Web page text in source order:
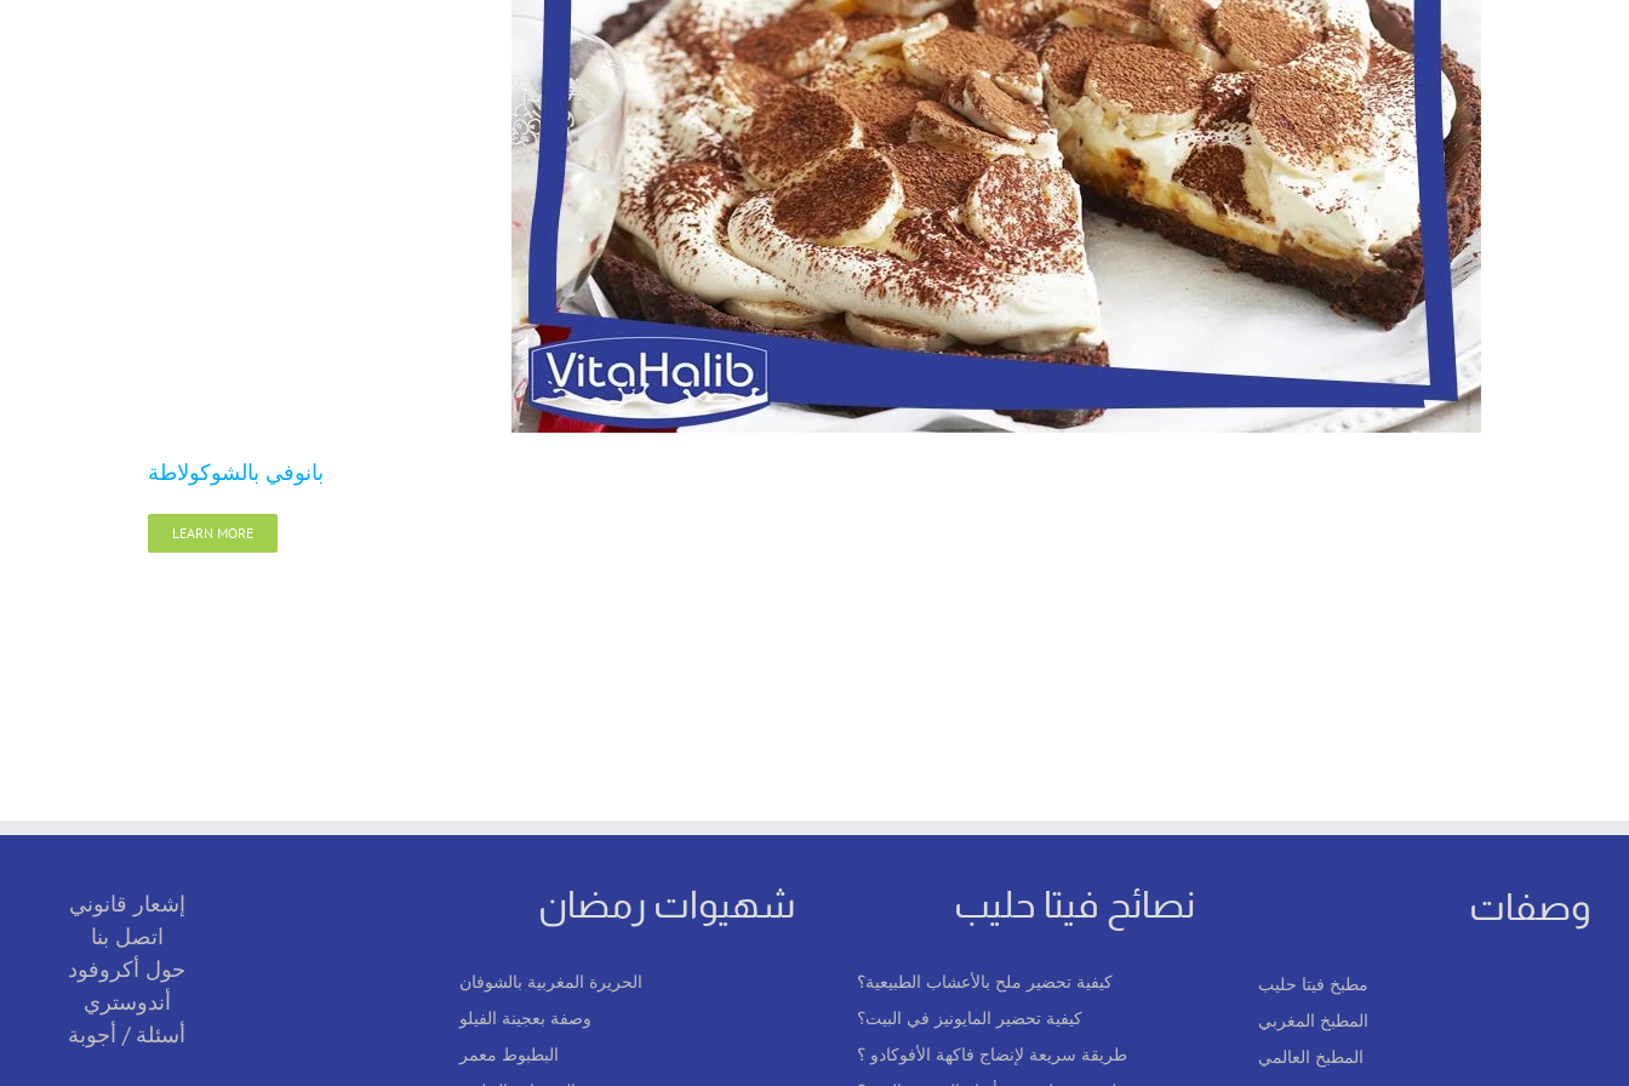
بانوفي بالشوكولاطة
LEARN MORE
وصفات
مطبخ فيتا حليب
المطبخ المغربي
المطبخ العالمي
نصائح فيتا حليب
كيفية تحضير ملح بالأعشاب الطبيعية؟
كيفية تحضير المايونيز في البيت؟
طريقة سريعة لإنضاج فاكهة الأفوكادو ؟
شهيوات رمضان
الحريرة المغربية بالشوفان
وصفة بعجينة الفيلو
البطبوط معمر
إشعار قانوني
اتصل بنا
حول أكروفود
أندوستري
أسئلة / أجوبة